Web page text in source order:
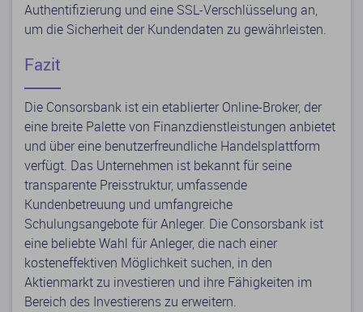
Authentifizierung und eine SSL-Verschlüsselung an,
um die Sicherheit der Kundendaten zu gewährleisten.
Fazit
Die Consorsbank ist ein etablierter Online-Broker, der
eine breite Palette von Finanzdienstleistungen anbietet
und über eine benutzerfreundliche Handelsplattform
verfügt. Das Unternehmen ist bekannt für seine
transparente Preisstruktur, umfassende
Kundenbetreuung und umfangreiche
Schulungsangebote für Anleger. Die Consorsbank ist
eine beliebte Wahl für Anleger, die nach einer
kosteneffektiven Möglichkeit suchen, in den
Aktienmarkt zu investieren und ihre Fähigkeiten im
Bereich des Investierens zu erweitern.